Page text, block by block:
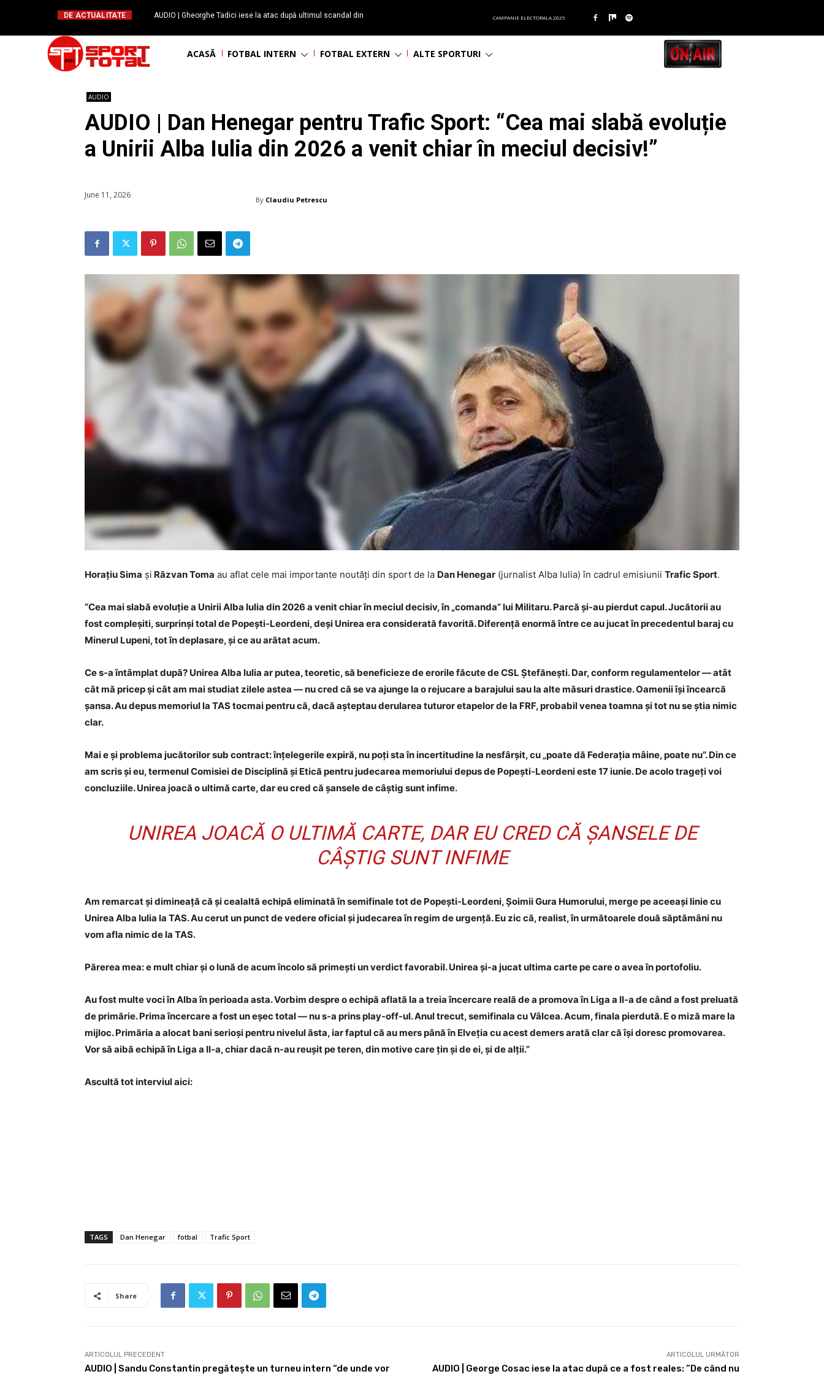
DE ACTUALITATE
AUDIO | Gheorghe Tadici iese la atac după ultimul scandal din
CAMPANIE ELECTORALA 2025
ACASĂ FOTBAL INTERN FOTBAL EXTERN ALTE SPORTURI
AUDIO
AUDIO | Dan Henegar pentru Trafic Sport: “Cea mai slabă evoluție
a Unirii Alba Iulia din 2026 a venit chiar în meciul decisiv!”
June 11, 2026 By Claudiu Petrescu
Horațiu Sima și Răzvan Toma au aflat cele mai importante noutăți din sport de la Dan Henegar (jurnalist Alba Iulia) în cadrul emisiunii Trafic Sport.
“Cea mai slabă evoluție a Unirii Alba Iulia din 2026 a venit chiar în meciul decisiv, în „comanda” lui Militaru. Parcă și-au pierdut capul. Jucătorii au
fost compleșiti, surprinși total de Popești-Leordeni, deși Unirea era considerată favorită. Diferență enormă între ce au jucat în precedentul baraj cu
Minerul Lupeni, tot în deplasare, și ce au arătat acum.
Ce s-a întâmplat după? Unirea Alba Iulia ar putea, teoretic, să beneficieze de erorile făcute de CSL Ștefănești. Dar, conform regulamentelor — atât
cât mă pricep și cât am mai studiat zilele astea — nu cred că se va ajunge la o rejucare a barajului sau la alte măsuri drastice. Oamenii își încearcă
șansa. Au depus memoriul la TAS tocmai pentru că, dacă așteptau derularea tuturor etapelor de la FRF, probabil venea toamna și tot nu se știa nimic
clar.
Mai e și problema jucătorilor sub contract: înțelegerile expiră, nu poți sta în incertitudine la nesfârșit, cu „poate dă Federația mâine, poate nu”. Din ce
am scris și eu, termenul Comisiei de Disciplină și Etică pentru judecarea memoriului depus de Popești-Leordeni este 17 iunie. De acolo trageți voi
concluziile. Unirea joacă o ultimă carte, dar eu cred că șansele de câștig sunt infime.
UNIREA JOACĂ O ULTIMĂ CARTE, DAR EU CRED CĂ ȘANSELE DE
CÂȘTIG SUNT INFIME
Am remarcat și dimineață că și cealaltă echipă eliminată în semifinale tot de Popești-Leordeni, Șoimii Gura Humorului, merge pe aceeași linie cu
Unirea Alba Iulia la TAS. Au cerut un punct de vedere oficial și judecarea în regim de urgență. Eu zic că, realist, în următoarele două săptămâni nu
vom afla nimic de la TAS.
Părerea mea: e mult chiar și o lună de acum încolo să primești un verdict favorabil. Unirea și-a jucat ultima carte pe care o avea în portofoliu.
Au fost multe voci în Alba în perioada asta. Vorbim despre o echipă aflată la a treia încercare reală de a promova în Liga a II‑a de când a fost preluată
de primărie. Prima încercare a fost un eșec total — nu s-a prins play-off-ul. Anul trecut, semifinala cu Vâlcea. Acum, finala pierdută. E o miză mare la
mijloc. Primăria a alocat bani serioși pentru nivelul ăsta, iar faptul că au mers până în Elveția cu acest demers arată clar că își doresc promovarea.
Vor să aibă echipă în Liga a II‑a, chiar dacă n-au reușit pe teren, din motive care țin și de ei, și de alții.”
Ascultă tot interviul aici:
TAGS Dan Henegar fotbal Trafic Sport
Share
ARTICOLUL PRECEDENT
AUDIO | Sandu Constantin pregătește un turneu intern “de unde vor
ARTICOLUL URMĂTOR
AUDIO | George Cosac iese la atac după ce a fost reales: ”De când nu